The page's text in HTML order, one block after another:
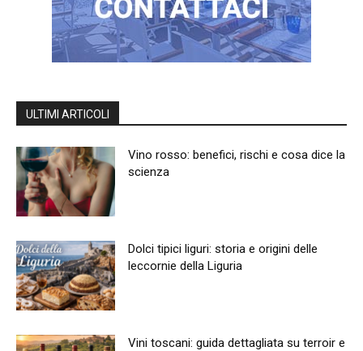
ULTIMI ARTICOLI
Vino rosso: benefici, rischi e cosa dice la
scienza
Dolci tipici liguri: storia e origini delle
leccornie della Liguria
Vini toscani: guida dettagliata su terroir e